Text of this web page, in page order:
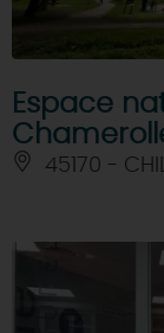
Espace
45170 -